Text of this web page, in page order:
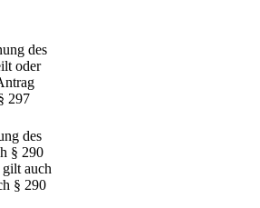
des
oder
297
des
§ 290
auch
§ 290